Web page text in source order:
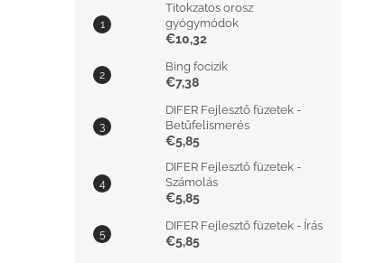
Titokzatos orosz
gyógymódok
€10,32
Bing focizik
€7,38
DIFER Fejlesztő füzetek -
Betűfelismerés
€5,85
DIFER Fejlesztő füzetek -
Számolás
€5,85
DIFER Fejlesztő füzetek - Írás
€5,85